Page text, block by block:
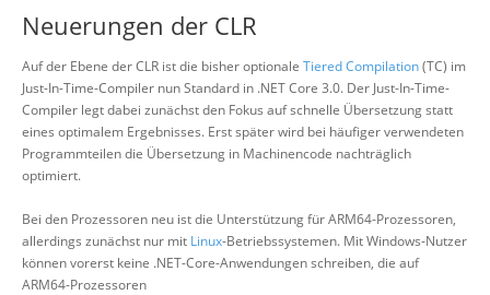
Neuerungen der CLR
Auf der Ebene der CLR ist die bisher optionale Tiered Compilation(TC) im
Just-In-Time-Compiler nun Standard in .NET Core 3.0. Der Just-In-Time-
Compiler legt dabei zunächst den Fokus auf schnelle Übersetzung statt
eines optimalem Ergebnisses. Erst später wird bei häufiger verwendeten
Programmteilen die Übersetzung in Machinencode nachträglich
optimiert.
Bei den Prozessoren neu ist die Unterstützung für ARM64-Prozessoren,
allerdings zunächst nur mit Linux-Betriebssystemen. Mit Windows-Nutzer
können vorerst keine .NET-Core-Anwendungen schreiben, die auf
ARM64-Prozessoren